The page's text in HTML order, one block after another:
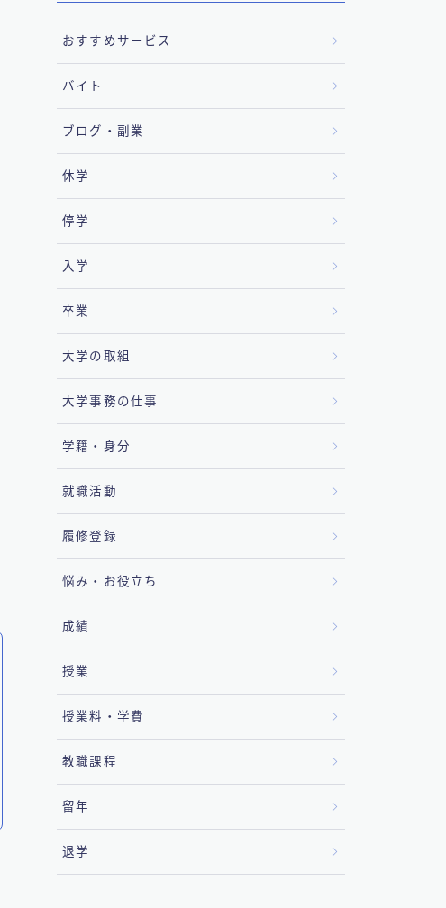
おすすめサービス
バイト
ブログ・副業
休学
停学
入学
卒業
大学の取組
大学事務の仕事
学籍・身分
就職活動
履修登録
悩み・お役立ち
成績
授業
授業料・学費
教職課程
留年
退学